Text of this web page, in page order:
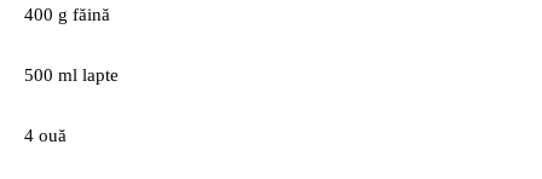
400 g făină
500 ml lapte
4 ouă